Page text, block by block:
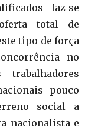
faz-se
total de
tipo de força
no
pouco
social a
nacionalista e